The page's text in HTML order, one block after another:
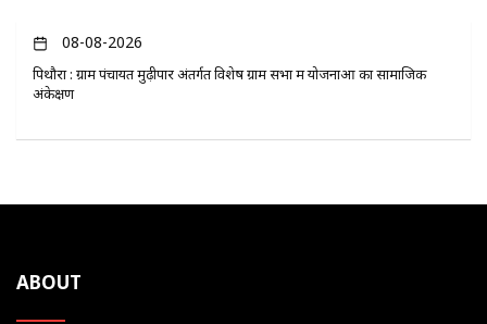
08-08-2026
पिथौरा : ग्राम पंचायत मुढ़ीपार अंतर्गत विशेष ग्राम सभा में योजनाओं का सामाजिक
अंकेक्षण
ABOUT